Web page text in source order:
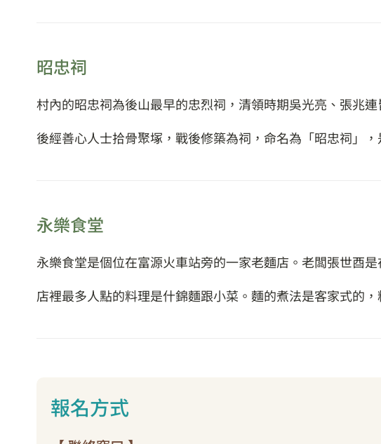
昭忠祠
村內的昭忠祠為後山最早的忠烈祠，清領時期吳光亮、張兆
後經善心人士拾骨聚塚，戰後修築為祠，命名為「昭忠祠」
永樂食堂
永樂食堂是個位在富源火車站旁的一家老麵店。老闆張世酉
店裡最多人點的料理是什錦麵跟小菜。麵的煮法是客家式的
報名方式